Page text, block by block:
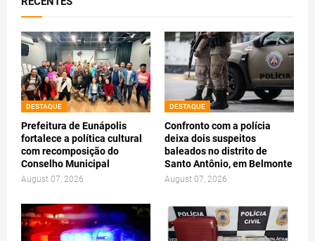
DESTAQUE
Prefeitura de Eunápolis
fortalece a política cultural
com recomposição do
Conselho Municipal
August 07, 2026
DESTAQUE
Confronto com a polícia
deixa dois suspeitos
baleados no distrito de
Santo Antônio, em Belmonte
August 07, 2026